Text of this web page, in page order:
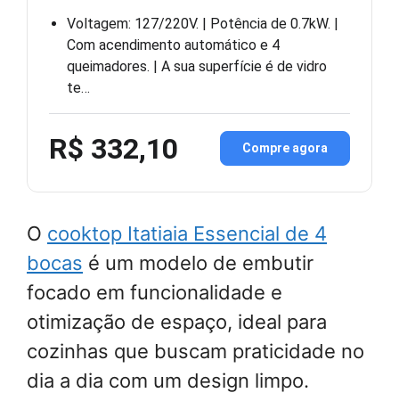
Voltagem: 127/220V. | Potência de 0.7kW. |
Com acendimento automático e 4
queimadores. | A sua superfície é de vidro
te…
R$ 332,10 Compre agora
O cooktop Itatiaia Essencial de 4
bocas é um modelo de embutir
focado em funcionalidade e
otimização de espaço, ideal para
cozinhas que buscam praticidade no
dia a dia com um design limpo.